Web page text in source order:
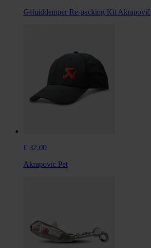
Geluiddemper Re-packing Kit Akrapovič
€ 32,00
Akrapovic Pet